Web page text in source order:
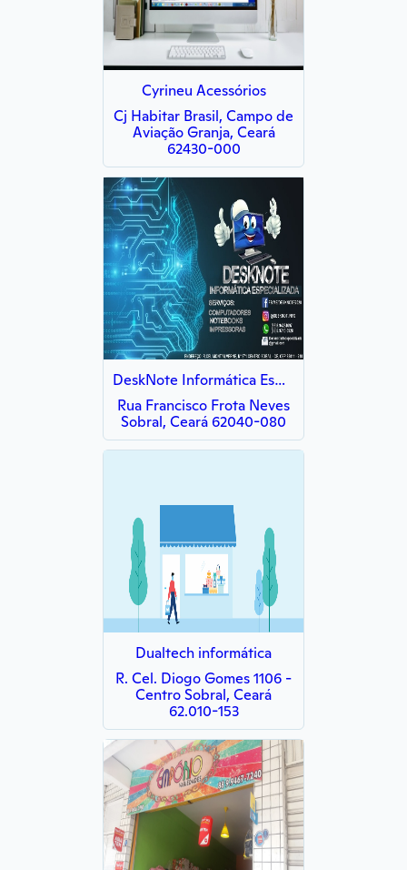
Cyrineu Acessórios
Cj Habitar Brasil, Campo de
Aviação Granja, Ceará
62430-000
DeskNote Informática Especializada
Rua Francisco Frota Neves
Sobral, Ceará 62040-080
Dualtech informática
R. Cel. Diogo Gomes 1106 -
Centro Sobral, Ceará
62.010-153